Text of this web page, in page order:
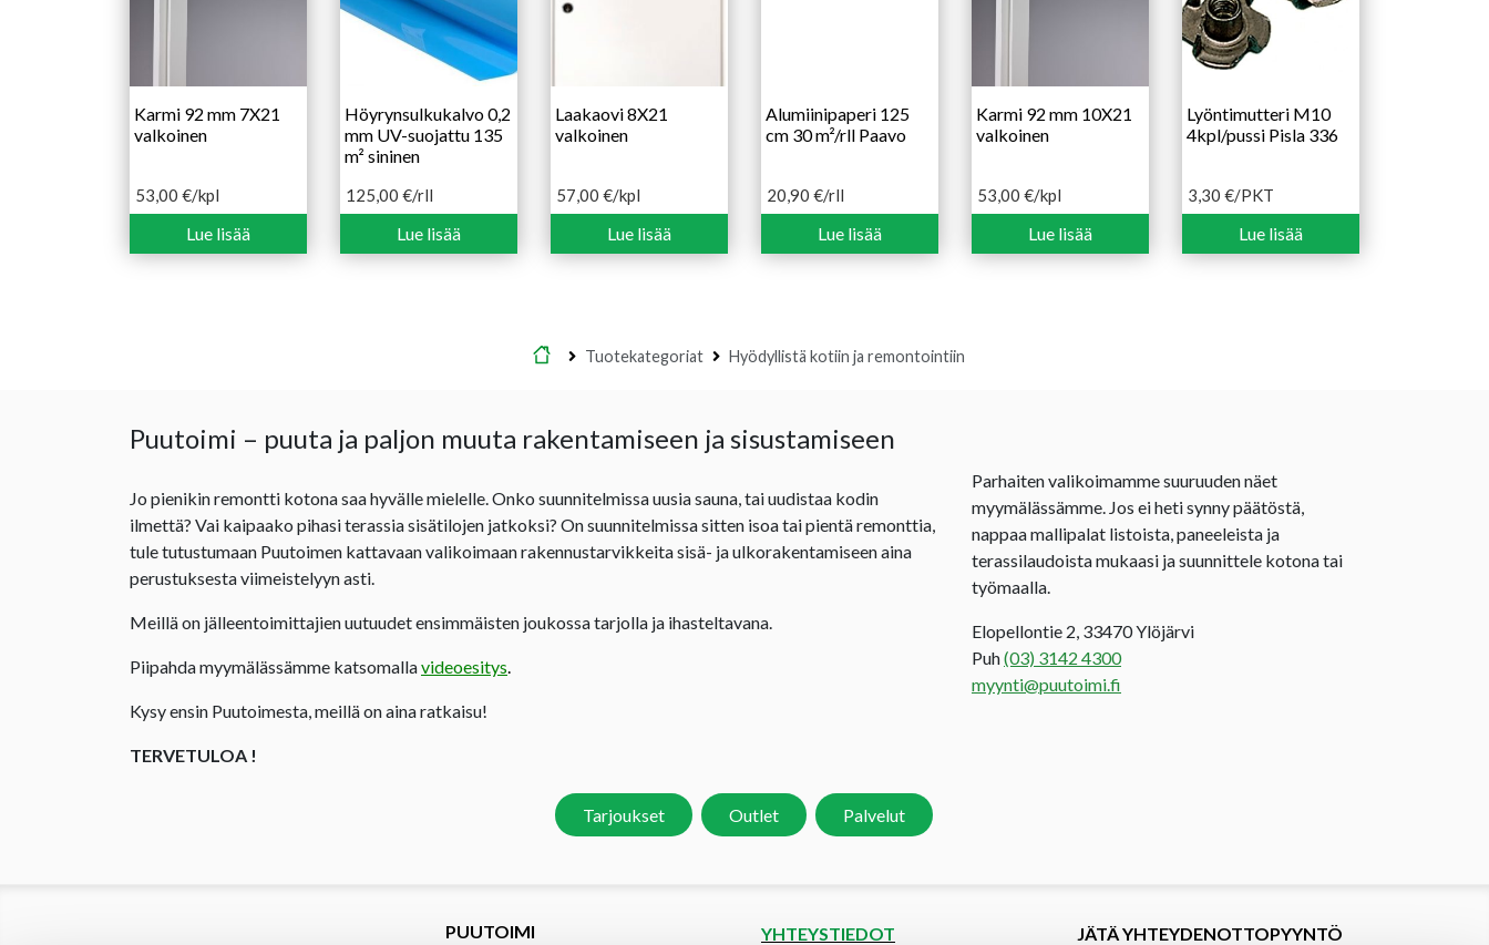
Karmi 92 mm 7X21
valkoinen
53,00 €/kpl
Lue lisää
Höyrynsulkukalvo 0,2
mm UV-suojattu 135
m² sininen
125,00 €/rll
Lue lisää
Laakaovi 8X21
valkoinen
57,00 €/kpl
Lue lisää
Alumiinipaperi 125
cm 30 m²/rll Paavo
20,90 €/rll
Lue lisää
Karmi 92 mm 10X21
valkoinen
53,00 €/kpl
Lue lisää
Lyöntimutteri M10
4kpl/pussi Pisla 336
3,30 €/PKT
Lue lisää
Etusivu
Tuotekategoriat Hyödyllistä kotiin ja remontointiin
Puutoimi – puuta ja paljon muuta rakentamiseen ja sisustamiseen
Jo pienikin remontti kotona saa hyvälle mielelle. Onko suunnitelmissa uusia sauna, tai uudistaa kodin
ilmettä? Vai kaipaako pihasi terassia sisätilojen jatkoksi? On suunnitelmissa sitten isoa tai pientä remonttia,
tule tutustumaan Puutoimen kattavaan valikoimaan rakennustarvikkeita sisä- ja ulkorakentamiseen aina
perustuksesta viimeistelyyn asti.
Meillä on jälleentoimittajien uutuudet ensimmäisten joukossa tarjolla ja ihasteltavana.
Piipahda myymälässämme katsomallavideoesitys.
Kysy ensin Puutoimesta, meillä on aina ratkaisu!
TERVETULOA !
Tarjoukset Outlet Palvelut
Parhaiten valikoimamme suuruuden näet
myymälässämme. Jos ei heti synny päätöstä,
nappaa mallipalat listoista, paneeleista ja
terassilaudoista mukaasi ja suunnittele kotona tai
työmaalla.
Elopellontie 2, 33470 Ylöjärvi
Puh(03) 3142 4300
myynti@puutoimi.fi
PUUTOIMI YHTEYSTIEDOT JÄTÄ YHTEYDENOTTOPYYNTÖ